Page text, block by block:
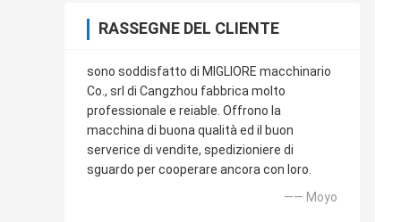
RASSEGNE DEL CLIENTE
sono soddisfatto di MIGLIORE macchinario
Co., srl di Cangzhou fabbrica molto
professionale e reiable. Offrono la
macchina di buona qualità ed il buon
serverice di vendite, spedizioniere di
sguardo per cooperare ancora con loro.
—— Moyo